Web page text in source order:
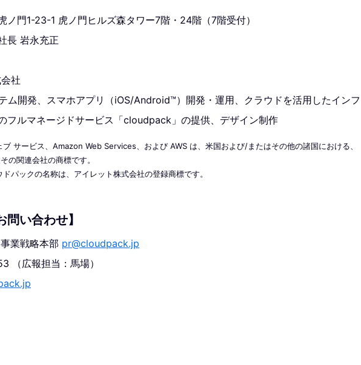
ノ門1-23-1 虎ノ門ヒルズ森タワー7階・24階（7階受付）
長 岩永充正
社
ム開発、スマホアプリ（iOS/Android™）開発・運用、クラウドを活用したインフ
フルマネージドサービス「cloudpack」の提供、デザイン制作
サービス、Amazon Web Services、および AWS は、米国および/またはその他の諸国における、
の関連会社の商標です。
パックの名称は、アイレット株式会社の登録商標です。
問い合わせ】
業戦略本部 pr@cloudpack.jp
（広報担当：馬場）